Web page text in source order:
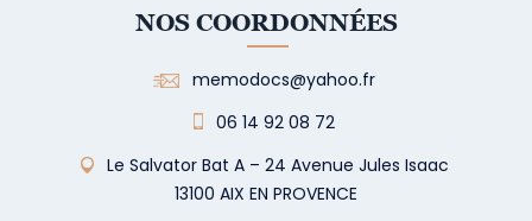
NOS COORDONNÉES
memodocs@yahoo.fr
06 14 92 08 72
Le Salvator Bat A – 24 Avenue Jules Isaac
13100 AIX EN PROVENCE